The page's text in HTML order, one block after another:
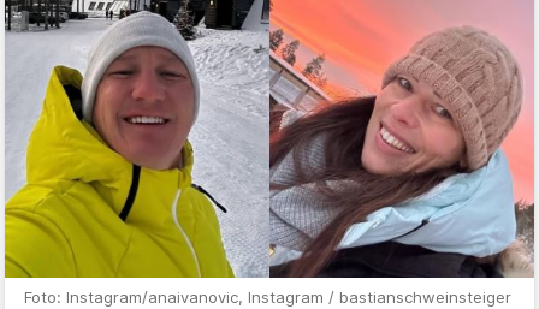
Foto: Instagram/anaivanovic, Instagram / bastianschweinsteiger